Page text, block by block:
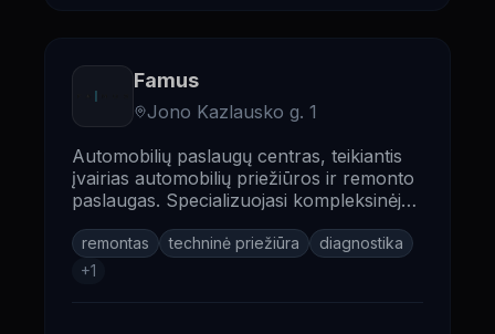
Famus
Jono Kazlausko g. 1
Automobilių paslaugų centras, teikiantis
įvairias automobilių priežiūros ir remonto
paslaugas. Specializuojasi kompleksinėje
remontas techninė priežiūra
diagnostika
+1